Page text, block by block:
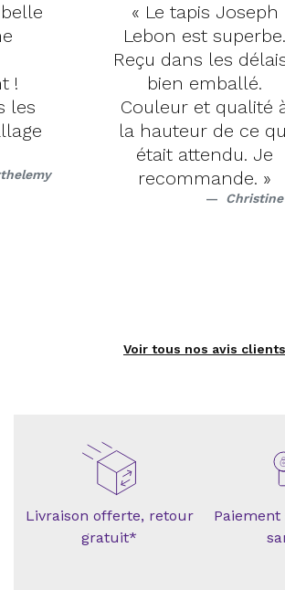
!
les
« Le tapis Joseph
Lebon est superbe.
Reçu dans les
bien emballé.
Couleur et qualité
la hauteur de ce
était attendu. Je
recommande. »
Christine
Voir tous nos avis clients
Livraison offerte, retour
gratuit*